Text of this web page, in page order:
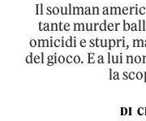
Il soulman
tante murder
omicidi e stupri,
del gioco. E a lui
la
DI